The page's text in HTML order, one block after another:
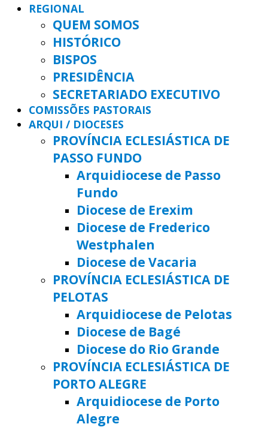
REGIONAL
QUEM SOMOS
HISTÓRICO
BISPOS
PRESIDÊNCIA
SECRETARIADO EXECUTIVO
COMISSÕES PASTORAIS
ARQUI / DIOCESES
PROVÍNCIA ECLESIÁSTICA DE
PASSO FUNDO
Arquidiocese de Passo
Fundo
Diocese de Erexim
Diocese de Frederico
Westphalen
Diocese de Vacaria
PROVÍNCIA ECLESIÁSTICA DE
PELOTAS
Arquidiocese de Pelotas
Diocese de Bagé
Diocese do Rio Grande
PROVÍNCIA ECLESIÁSTICA DE
PORTO ALEGRE
Arquidiocese de Porto
Alegre